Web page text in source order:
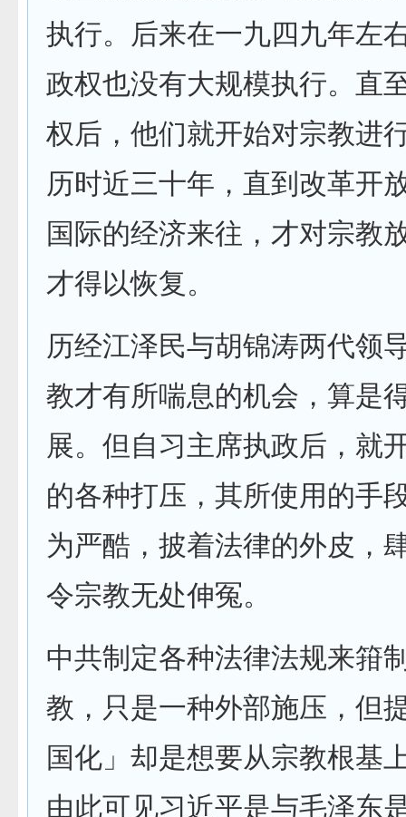
执行。后来在一九四九年左
政权也没有大规模执行。直
权后，他们就开始对宗教进
历时近三十年，直到改革开
国际的经济来往，才对宗教
才得以恢复。
历经江泽民与胡锦涛两代领
教才有所喘息的机会，算是
展。但自习主席执政后，就
的各种打压，其所使用的手
为严酷，披着法律的外皮，
令宗教无处伸冤。
中共制定各种法律法规来箝
教，只是一种外部施压，但
国化」却是想要从宗教根基
由此可见习近平是与毛泽东